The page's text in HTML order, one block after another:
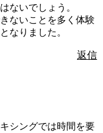
ないでしょう。
ないことを多く体験
なりました。
返信
シングでは時間を要